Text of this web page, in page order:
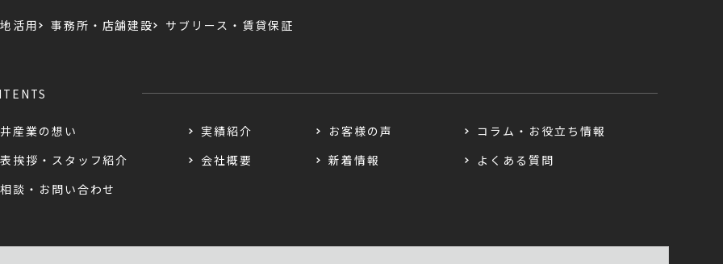
活用 事務所・店舗建設 サブリース・賃貸保証
産業の想い 実績紹介 お客様の声
コラム・お役立ち情報
挨拶・スタッフ紹介
会社概要 新着情報
よくある質問
談・お問い合わせ